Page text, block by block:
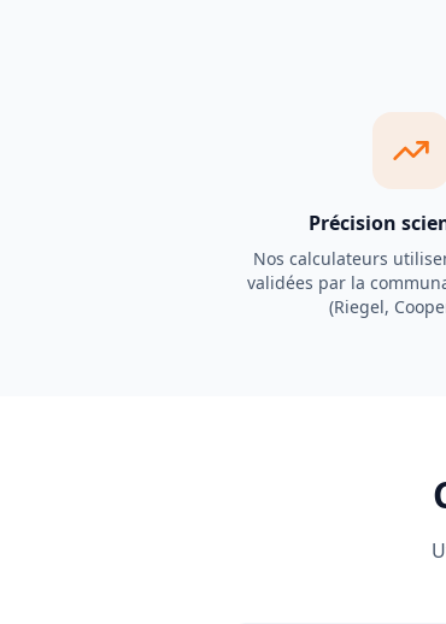
Précision
Nos calculateurs
validées par la
(Riegel,